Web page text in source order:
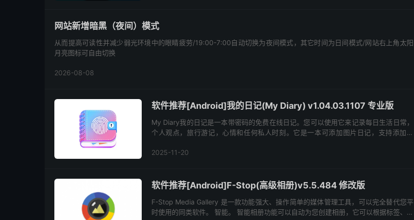
网站新增暗黑（夜间）模式
从而提高可读性并减少弱光环境中的眼睛疲劳/19:00-7:00自动切换为夜间模式，其它时间为日间模式/网站右上角太阳
月亮图标可自由切换
2026-08-08
软件推荐[Android]我的日记(My Diary) v1.04.03.1107 专业版
My Diary我的日记是一本带密码的免费在线日记。您可以使用它来记录每日生活日常，
个人观点，旅行游记，心情和任何私人时刻。它是一本可添加图片日记，支持添加主
日...
2025-11-20
软件推荐[Android]F-Stop(高级相册)v5.5.484 修改版
F-Stop Media Gallery 是一款功能强大、操作简单的媒体管理工具，可以完全替代您平
时使用的同类软件。 智能。 智能相册功能可以自动为您创建相册，它可以根据标签、评